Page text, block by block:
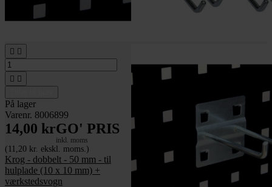
 
 
På lager
Varenr. 8006899
14,00 krGO' PRIS
inkl. moms
(11,20 kr. ekskl. moms.)
Krog - dobbelt - 50 mm - til
hulplade (10 x 10 mm) +
værkstedsvogn